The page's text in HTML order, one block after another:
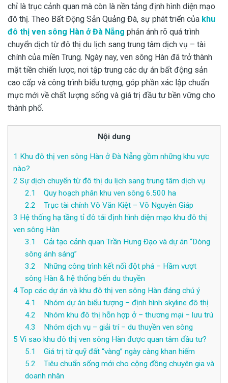
chỉ là trục cảnh quan mà còn là nền tảng định hình diện mạo
đô thị. Theo Bất Động Sản Quảng Đà, sự phát triển của khu
đô thị ven sông Hàn ở Đà Nẵng phản ánh rõ quá trình
chuyển dịch từ đô thị du lịch sang trung tâm dịch vụ – tài
chính của miền Trung. Ngày nay, ven sông Hàn đã trở thành
mặt tiền chiến lược, nơi tập trung các dự án bất động sản
cao cấp và công trình biểu tượng, góp phần xác lập chuẩn
mực mới về chất lượng sống và giá trị đầu tư bền vững cho
thành phố.
Nội dung
1 Khu đô thị ven sông Hàn ở Đà Nẵng gồm những khu vực
nào?
2 Sự dịch chuyển từ đô thị du lịch sang trung tâm dịch vụ
2.1 Quy hoạch phân khu ven sông 6.500 ha
2.2 Trục tài chính Võ Văn Kiệt – Võ Nguyên Giáp
3 Hệ thống hạ tầng tỉ đô tái định hình diện mạo khu đô thị
ven sông Hàn
3.1 Cải tạo cảnh quan Trần Hưng Đạo và dự án “Dòng
sông ánh sáng”
3.2 Những công trình kết nối đột phá – Hầm vượt
sông Hàn & hệ thống bến du thuyền
4 Top các dự án và khu đô thị ven sông Hàn đáng chú ý
4.1 Nhóm dự án biểu tượng – định hình skyline đô thị
4.2 Nhóm khu đô thị hỗn hợp ở – thương mại – lưu trú
4.3 Nhóm dịch vụ – giải trí – du thuyền ven sông
5 Vì sao khu đô thị ven sông Hàn được quan tâm đầu tư?
5.1 Giá trị từ quỹ đất “vàng” ngày càng khan hiếm
5.2 Tiêu chuẩn sống mới cho cộng đồng chuyên gia và
doanh nhân